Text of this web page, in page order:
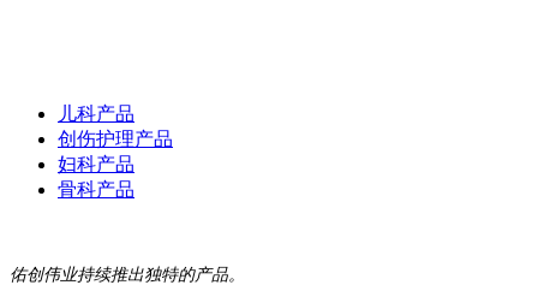
儿科产品
创伤护理产品
妇科产品
骨科产品
佑创伟业持续推出独特的产品。